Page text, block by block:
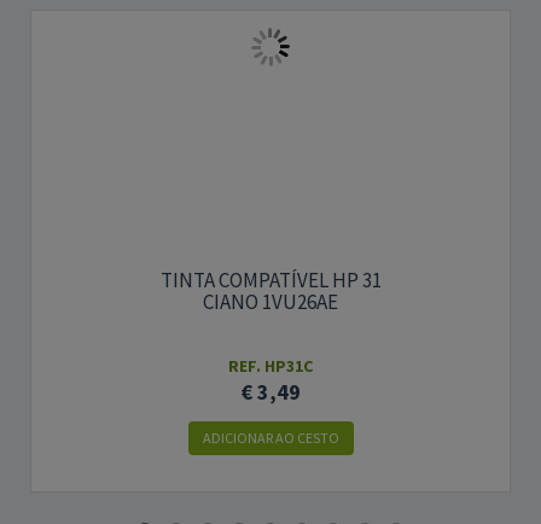
TINTA COMPATÍVEL HP 31
CIANO 1VU26AE
REF. HP31C
€ 3,49
ADICIONAR AO CESTO